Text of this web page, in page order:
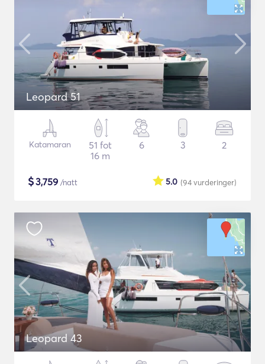
Leopard 51
Katamaran
51 fot
16 m
6 3 2
$3,759 /natt (94vurderinger)
5.0
Leopard 43